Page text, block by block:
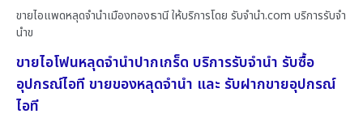
ขายไอแพดหลุดจำนำเมืองทองธานี ให้บริการโดย รับจํานํา.com บริการรับจำ
นำข
ขายไอโฟนหลุดจำนำปากเกร็ด บริการรับจำนำ รับซื้อ
อุปกรณ์ไอที ขายของหลุดจำนำ และ รับฝากขายอุปกรณ์
ไอที